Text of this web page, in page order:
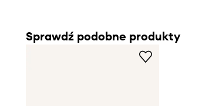
Sprawdź podobne produkty